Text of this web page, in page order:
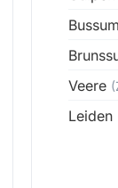
Bussum
Veere
Leiden